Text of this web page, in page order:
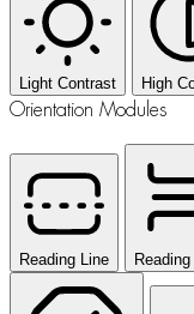
Light Contrast High
Orientation Modules
Reading Line